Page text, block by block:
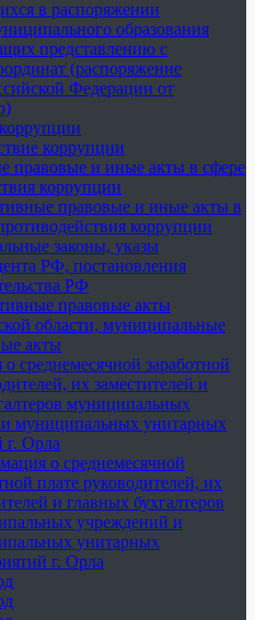
в распоряжении
образования
представлению с
(распоряжение
Федерации от
коррупции
правовые и иные акты в сфере
коррупции
правовые и иные акты в
коррупции
законы, указы
РФ, постановления
РФ
правовые акты
области, муниципальные
акты
среднемесячной заработной
их заместителей и
муниципальных
муниципальных унитарных
г. Орла
о среднемесячной
плате руководителей, их
и главных бухгалтеров
учреждений и
унитарных
г. Орла